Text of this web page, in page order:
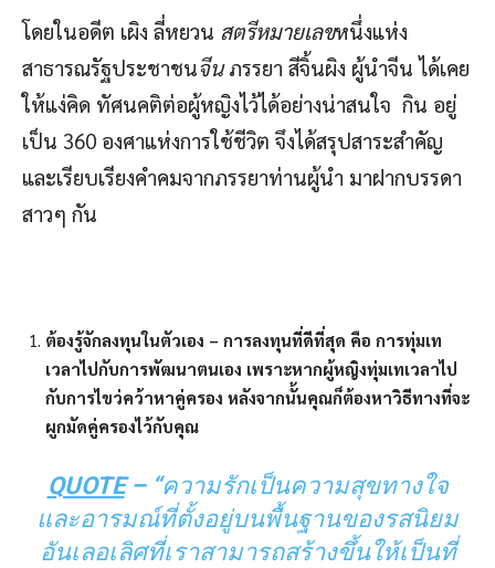
โดยในอดีต เผิง ลี่หยวน สตรีหมายเลขหนึ่งแห่ง
สาธารณรัฐประชาชนจีนภรรยา สีจิ้นผิง ผู้นำจีน ได้เคย
ให้แง่คิด ทัศนคติต่อผู้หญิงไว้ได้อย่างน่าสนใจ กิน อยู่
เป็น 360 องศาแห่งการใช้ชีวิต จึงได้สรุปสาระสำคัญ
และเรียบเรียงคำคมจากภรรยาท่านผู้นำ มาฝากบรรดา
สาวๆ กัน
ต้องรู้จักลงทุนในตัวเอง – การลงทุนที่ดีที่สุด คือ การทุ่มเท
เวลาไปกับการพัฒนาตนเอง เพราะหากผู้หญิงทุ่มเทเวลาไป
กับการไขว่คว้าหาคู่ครอง หลังจากนั้นคุณก็ต้องหาวิธีทางที่จะ
ผูกมัดคู่ครองไว้กับคุณ
QUOTE – “ความรักเป็นความสุขทางใจ
และอารมณ์ที่ตั้งอยู่บนพื้นฐานของรสนิยม
อันเลอเลิศที่เราสามารถสร้างขึ้นให้เป็นที่